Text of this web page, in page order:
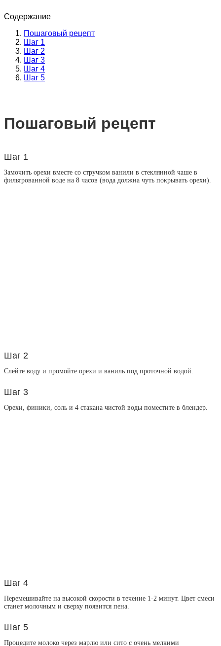
Содержание
Пошаговый рецепт
Шаг 1
Шаг 2
Шаг 3
Шаг 4
Шаг 5
Пошаговый рецепт
Шаг 1
Замочить орехи вместе со стручком ванили в стеклянной чаше в
фильтрованной воде на 8 часов (вода должна чуть покрывать орехи).
Шаг 2
Слейте воду и промойте орехи и ваниль под проточной водой.
Шаг 3
Орехи, финики, соль и 4 стакана чистой воды поместите в блендер.
Шаг 4
Перемешивайте на высокой скорости в течение 1-2 минут. Цвет смеси
станет молочным и сверху появится пена.
Шаг 5
Процедите молоко через марлю или сито с очень мелкими